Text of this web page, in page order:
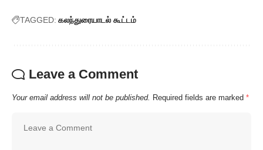
TAGGED: கலந்துரையாடல் கூட்டம்
Leave a Comment
Your email address will not be published. Required fields are marked *